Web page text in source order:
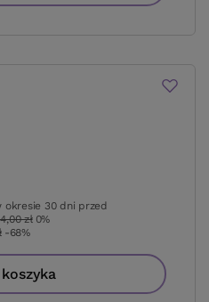
okresie 30 dni przed
zł 0%
-68%